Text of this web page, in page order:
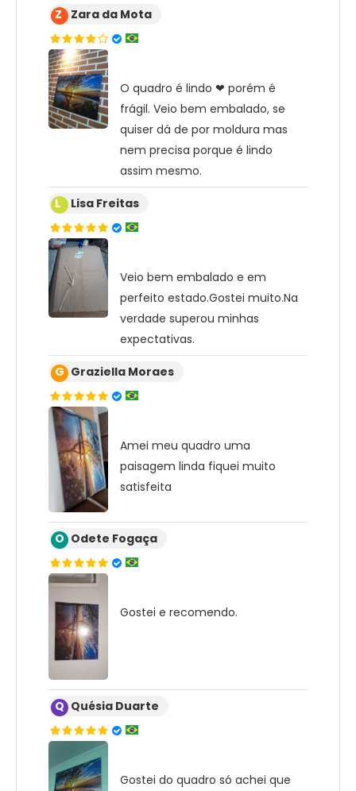
Z Zara da Mota
O quadro é lindo ❤ porém é
frágil. Veio bem embalado, se
quiser dá de por moldura mas
nem precisa porque é lindo
assim mesmo.
L Lisa Freitas
Veio bem embalado e em
perfeito estado.Gostei muito.Na
verdade superou minhas
expectativas.
G Graziella Moraes
Amei meu quadro uma
paisagem linda fiquei muito
satisfeita
O Odete Fogaça
Gostei e recomendo.
Q Quésia Duarte
Gostei do quadro só achei que